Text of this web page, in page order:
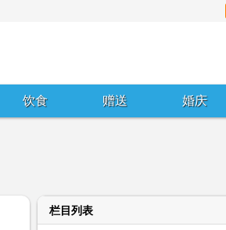
饮食 赠送 婚庆
栏目列表